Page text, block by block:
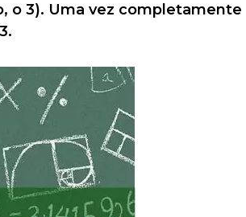
o 3). Uma vez completamente